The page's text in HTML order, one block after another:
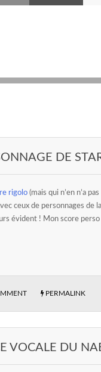
DE
rigolo (mais qui n’en n’a
ceux de personnages de
évident ! Mon score
PERMALINK
VOCALE DU